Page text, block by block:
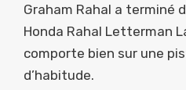
Graham Rahal a terminé
Honda Rahal Letterman
comporte bien sur une
d’habitude.